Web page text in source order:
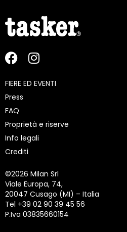
FIERE ED EVENTI
Press
FAQ
Proprietà e riserve
Info legali
Crediti
©2026 Milan Srl
Viale Europa, 74,
20047 Cusago (MI) – Italia
Tel +39 02 90 39 45 56
P.Iva 03835660154